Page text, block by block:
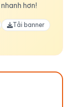
hơn!
Tải banner